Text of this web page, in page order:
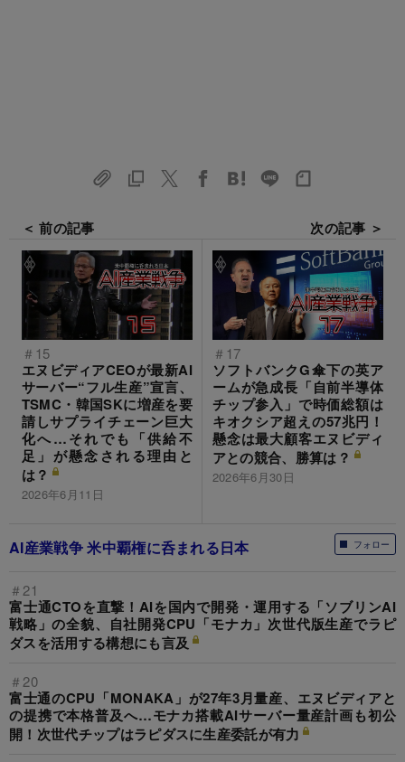
＜ 前の記事
＃15
エヌビディアCEOが最新AI
サーバー“フル生産”宣言、
TSMC・韓国SKに増産を要
請しサプライチェーン巨大
化へ…それでも「供給不
足」が懸念される理由と
は？
2026年6月11日
次の記事 ＞
＃17
ソフトバンクG傘下の英ア
ームが急成長「自前半導体
チップ参入」で時価総額は
キオクシア超えの57兆円！
懸念は最大顧客エヌビディ
アとの競合、勝算は？
2026年6月30日
フォロー
AI産業戦争 米中覇権に呑まれる日本
＃21
富士通CTOを直撃！AIを国内で開発・運用する「ソブリンAI
戦略」の全貌、自社開発CPU「モナカ」次世代版生産でラピ
ダスを活用する構想にも言及
＃20
富士通のCPU「MONAKA」が27年3月量産、エヌビディアと
の提携で本格普及へ…モナカ搭載AIサーバー量産計画も初公
開！次世代チップはラピダスに生産委託が有力